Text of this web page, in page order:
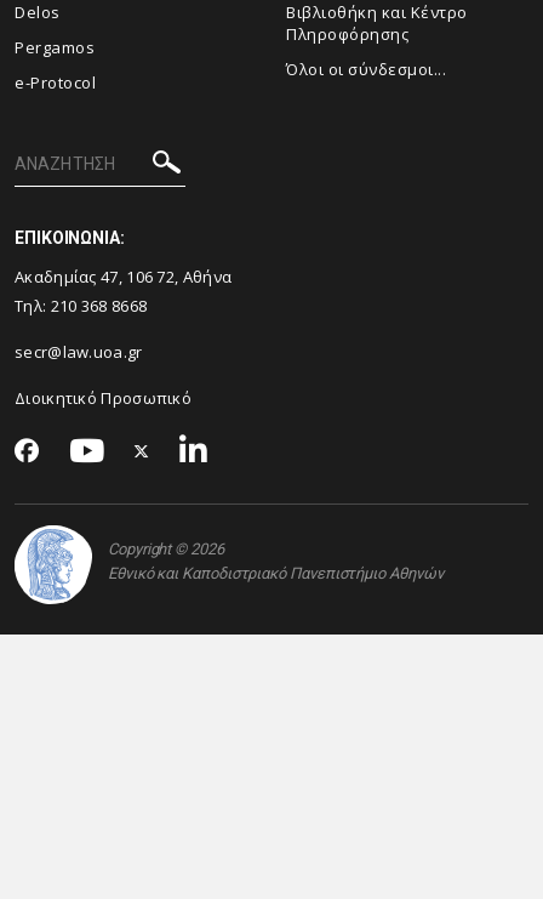
Delos
Pergamos
e-Protocol
Βιβλιοθήκη και Κέντρο
Πληροφόρησης
Όλοι οι σύνδεσμοι...
ΕΠΙΚΟΙΝΩΝΙΑ:
Ακαδημίας 47, 106 72, Αθήνα
Τηλ: 210 368 8668
secr@law.uoa.gr
Διοικητικό Προσωπικό
Copyright © 2026
Εθνικό και Καποδιστριακό Πανεπιστήμιο Αθηνών